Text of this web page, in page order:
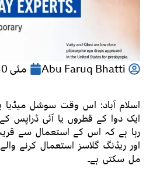
Abu Faruq Bhatti مئی 30, 2026
اسلام آباد: اس وقت سوشل میڈیا
ایک دوا کے قطروں یا آئی ڈراپس
رہا ہے کہ اس کے استعمال سے
اور ریڈنگ گلاسز استعمال کرنے
مل سکتی ہے۔